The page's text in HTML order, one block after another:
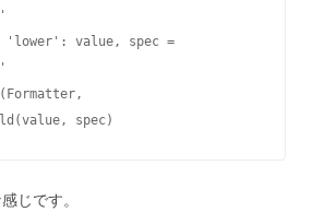
spec)
じです。